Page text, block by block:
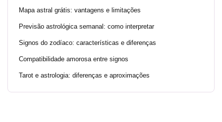
Mapa astral grátis: vantagens e limitações
Previsão astrológica semanal: como interpretar
Signos do zodíaco: características e diferenças
Compatibilidade amorosa entre signos
Tarot e astrologia: diferenças e aproximações